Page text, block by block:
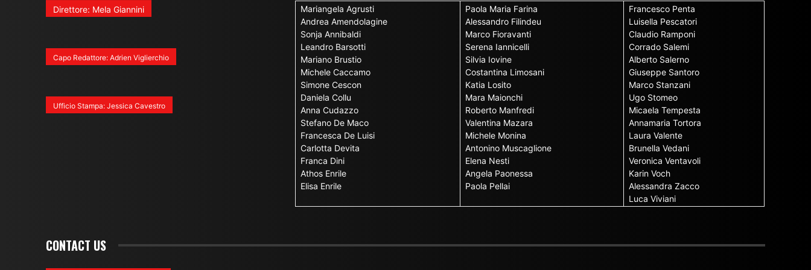
Direttore: Mela Giannini
Capo Redattore: Adrien Viglierchio
Ufficio Stampa: Jessica Cavestro
Mariangela Agrusti
Andrea Amendolagine
Sonja Annibaldi
Leandro Barsotti
Mariano Brustio
Michele Caccamo
Simone Cescon
Daniela Collu
Anna Cudazzo
Stefano De Maco
Francesca De Luisi
Carlotta Devita
Franca Dini
Athos Enrile
Elisa Enrile
Paola Maria Farina
Alessandro Filindeu
Marco Fioravanti
Serena Iannicelli
Silvia Iovine
Costantina Limosani
Katia Losito
Mara Maionchi
Roberto Manfredi
Valentina Mazara
Michele Monina
Antonino Muscaglione
Elena Nesti
Angela Paonessa
Paola Pellai
Francesco Penta
Luisella Pescatori
Claudio Ramponi
Corrado Salemi
Alberto Salerno
Giuseppe Santoro
Marco Stanzani
Ugo Stomeo
Micaela Tempesta
Annamaria Tortora
Laura Valente
Brunella Vedani
Veronica Ventavoli
Karin Voch
Alessandra Zacco
Luca Viviani
CONTACT US